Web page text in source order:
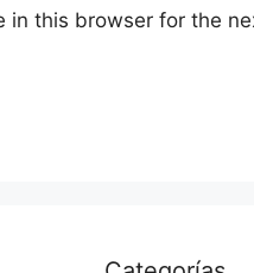
in this browser for the